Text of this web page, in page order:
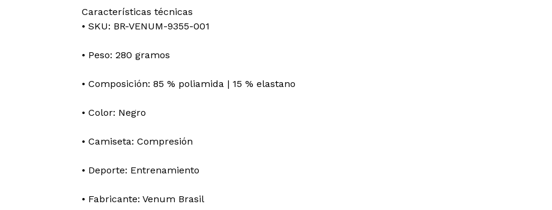
Características técnicas
• SKU: BR-VENUM-9355-001
• Peso: 280 gramos
• Composición: 85 % poliamida | 15 % elastano
• Color: Negro
• Camiseta: Compresión
• Deporte: Entrenamiento
• Fabricante: Venum Brasil